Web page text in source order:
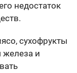
недостаток
сухофрукты
железа и